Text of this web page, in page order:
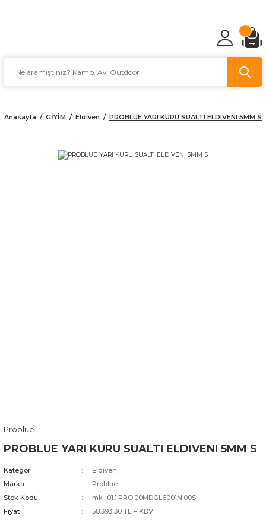
Anasayfa GİYİM Eldiven PROBLUE YARI KURU SUALTI ELDIVENI 5MM S
Problue
PROBLUE YARI KURU SUALTI ELDIVENI 5MM S
Kategori
Eldiven
Marka
Problue
Stok Kodu
mk_01.1.PRO.00MDGL6001N.00S
Fiyat
58.393,30 TL + KDV